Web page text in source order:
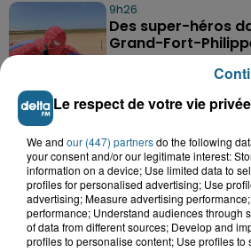
9h26
Des super-héros
Grand-Fort-
A GAGNER
Le respect de votre vie
We and our (447) partnersdo the following
your consent and/or our legitimate interest:
information on a device; Use limited data to
profiles for personalised advertising; Use
advertising; Measure advertising
performance; Understand audiences through
of data from different sources; Develop and
profiles to personalise content; Use profiles to